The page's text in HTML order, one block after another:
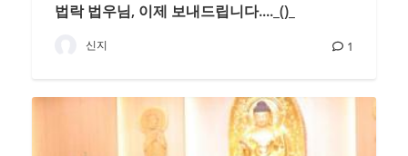
법락 법우님, 이제 보내드립니다...._()_
신지 1